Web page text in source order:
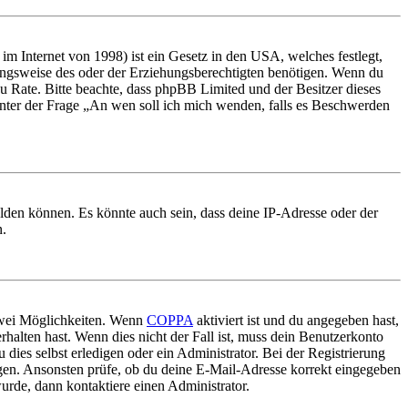
Internet von 1998) ist ein Gesetz in den USA, welches festlegt,
des oder der Erziehungsberechtigten benötigen. Wenn du
Bitte beachte, dass phpBB Limited und der Besitzer dieses
der Frage „An wen soll ich mich wenden, falls es Beschwerden
können. Es könnte auch sein, dass deine IP-Adresse oder der
Möglichkeiten. Wenn COPPA aktiviert ist und du angegeben hast,
hast. Wenn dies nicht der Fall ist, muss dein Benutzerkonto
selbst erledigen oder ein Administrator. Bei der Registrierung
Ansonsten prüfe, ob du deine E-Mail-Adresse korrekt eingegeben
dann kontaktiere einen Administrator.